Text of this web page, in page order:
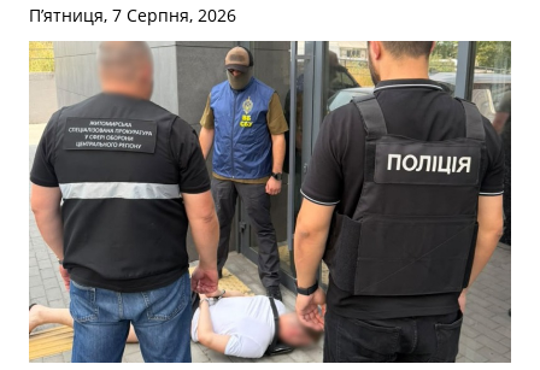
П’ятниця, 7 Серпня, 2026